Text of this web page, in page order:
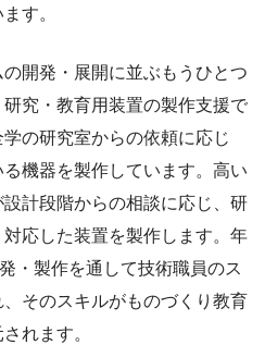
す。
開発・展開に並ぶもうひとつ
究・教育用装置の製作支援で
の研究室からの依頼に応じ
機器を製作しています。高い
計段階からの相談に応じ、研
応した装置を製作します。年
・製作を通して技術職員のス
そのスキルがものづくり教育
れます。